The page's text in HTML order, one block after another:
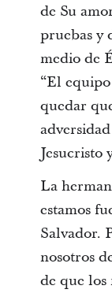
de Su
pruebas y
medio de
“El
quedar
Jesucristo
La
estamos
Salvador.
nosotros
de que los